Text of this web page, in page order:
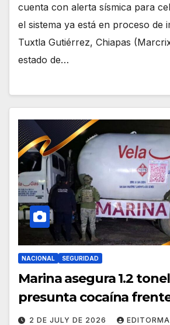
cuenta con alerta sísmica para
el sistema ya está en proceso de
Tuxtla Gutiérrez, Chiapas
estado de…
NACIONAL SEGURIDAD
Marina asegura 1.2
presunta cocaína
2 DE JULY DE 2026